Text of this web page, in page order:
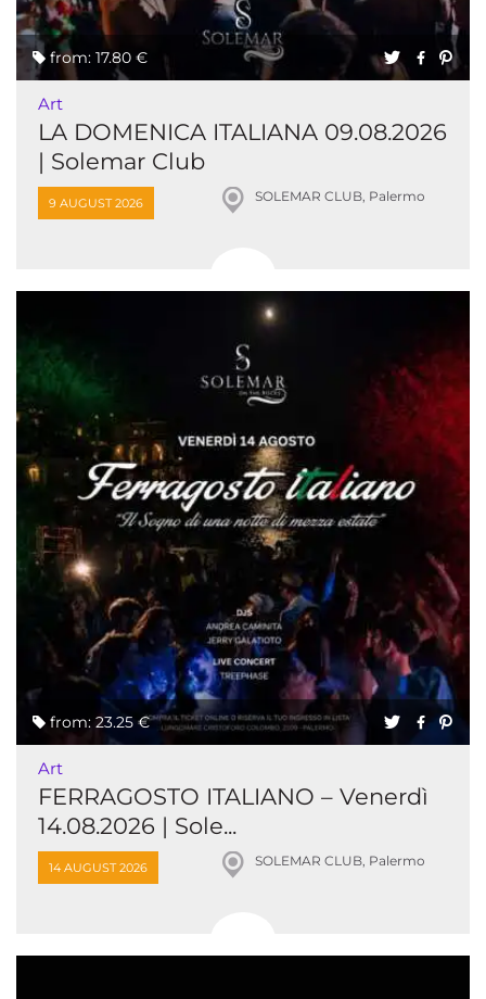
from: 17.80 €
Art
LA DOMENICA ITALIANA 09.08.2026
| Solemar Club
9 AUGUST 2026 SOLEMAR CLUB, Palermo
from: 23.25 €
Art
FERRAGOSTO ITALIANO – Venerdì
14.08.2026 | Sole...
14 AUGUST 2026 SOLEMAR CLUB, Palermo